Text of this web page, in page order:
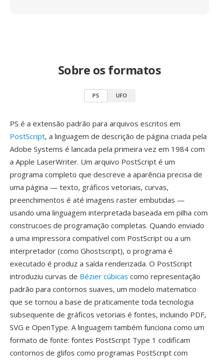
Sobre os formatos
PS UFO
PS é a extensão padrão para arquivos escritos em
PostScript, a linguagem de descrição de página criada pela
Adobe Systems é lancada pela primeira vez em 1984 com
a Apple LaserWriter. Um arquivo PostScript é um
programa completo que descreve a aparência precisa de
uma página — texto, gráficos vetoriais, curvas,
preenchimentos é até imagens raster embutidas —
usando uma linguagem interpretada baseada em pilha com
construcoes de programação completas. Quando enviado
a uma impressora compatível com PostScript ou a um
interpretador (como Ghostscript), o programa é
executado é produz a saída renderizada. O PostScript
introduziu curvas de Bézier cúbicas como representação
padrão para contornos suaves, um modelo matematico
que se tornou a base de praticamente toda tecnologia
subsequente de gráficos vetoriais é fontes, incluindo PDF,
SVG e OpenType. A linguagem também funciona como um
formato de fonte: fontes PostScript Type 1 codificam
contornos de glifos como programas PostScript com